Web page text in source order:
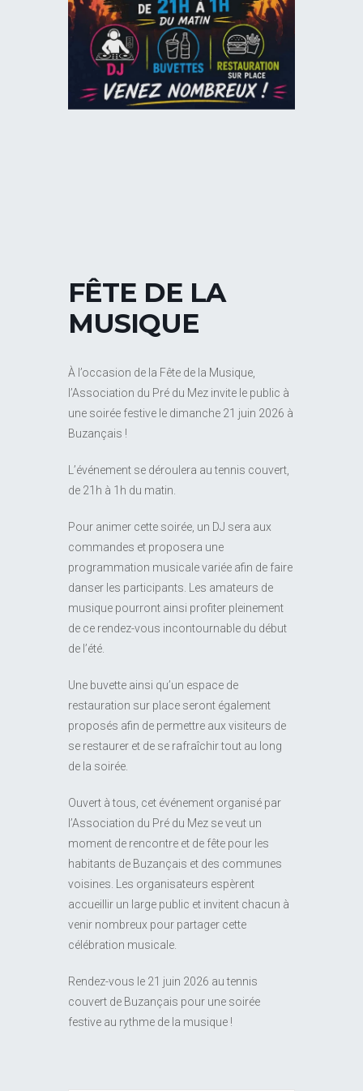
FÊTE DE LA
MUSIQUE
À l’occasion de la Fête de la Musique,
l’Association du Pré du Mez invite le public à
une soirée festive le dimanche 21 juin 2026 à
Buzançais !
L’événement se déroulera au tennis couvert,
de 21h à 1h du matin.
Pour animer cette soirée, un DJ sera aux
commandes et proposera une
programmation musicale variée afin de faire
danser les participants. Les amateurs de
musique pourront ainsi profiter pleinement
de ce rendez-vous incontournable du début
de l’été.
Une buvette ainsi qu’un espace de
restauration sur place seront également
proposés afin de permettre aux visiteurs de
se restaurer et de se rafraîchir tout au long
de la soirée.
Ouvert à tous, cet événement organisé par
l’Association du Pré du Mez se veut un
moment de rencontre et de fête pour les
habitants de Buzançais et des communes
voisines. Les organisateurs espèrent
accueillir un large public et invitent chacun à
venir nombreux pour partager cette
célébration musicale.
Rendez-vous le 21 juin 2026 au tennis
couvert de Buzançais pour une soirée
festive au rythme de la musique !